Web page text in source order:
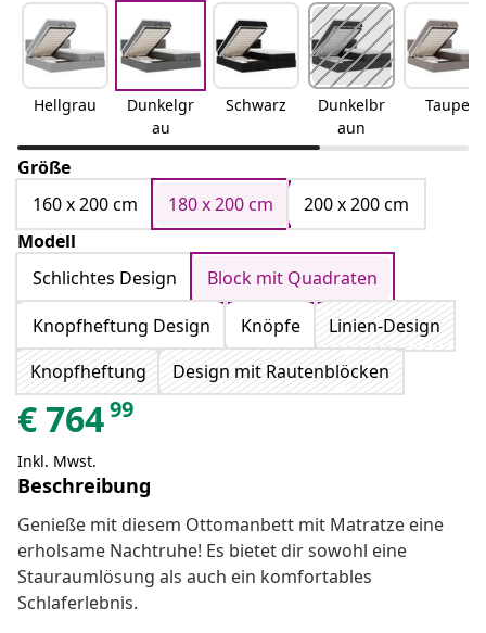
Hellgrau
Dunkelgr
au
Schwarz
Dunkelbr
aun
Taupe
Größe
160 x 200 cm
180 x 200 cm
200 x 200 cm
Modell
Schlichtes Design
Block mit Quadraten
Knopfheftung Design
Knöpfe
Linien-Design
Knopfheftung
Design mit Rautenblöcken
€76499
Inkl. Mwst.
Beschreibung
Genieße mit diesem Ottomanbett mit Matratze eine
erholsame Nachtruhe! Es bietet dir sowohl eine
Stauraumlösung als auch ein komfortables
Schlaferlebnis.